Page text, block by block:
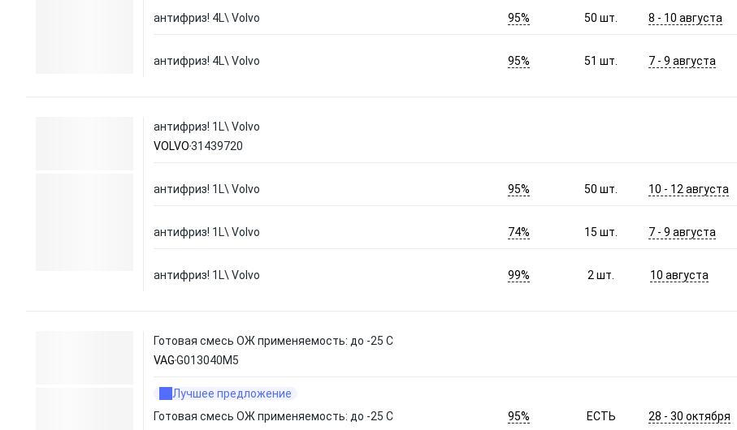
антифриз! 4L\ Volvo 95% 50шт. 8 - 10 августа
антифриз! 4L\ Volvo 95% 51шт. 7 - 9 августа
антифриз! 1L\ Volvo
VOLVO31439720
антифриз! 1L\ Volvo 95% 50шт. 10 - 12 августа
антифриз! 1L\ Volvo 74% 15шт. 7 - 9 августа
антифриз! 1L\ Volvo 99% 2шт. 10 августа
Готовая смесь ОЖ применяемость: до -25 C
VAGG013040M5
Лучшее предложение
Готовая смесь ОЖ применяемость: до -25 C
95% ЕСТЬ 28 - 30 октября